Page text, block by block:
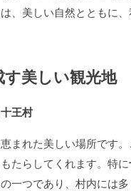
、美しい自然とともに
美しい観光地
王村
まれた美しい場所です
たらしてくれます。特に
一つであり、村内には